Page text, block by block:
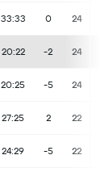
33:33 0 24
20:22 -2 24
20:25 -5 24
27:25 2 22
24:29 -5 22